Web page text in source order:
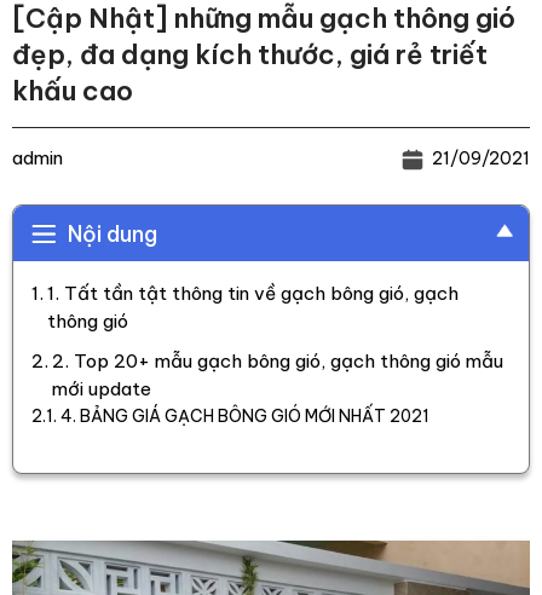
[Cập Nhật] những mẫu gạch thông gió
đẹp, đa dạng kích thước, giá rẻ triết
khấu cao
admin 21/09/2021
Nội dung
1. Tất tần tật thông tin về gạch bông gió, gạch
thông gió
2. Top 20+ mẫu gạch bông gió, gạch thông gió mẫu
mới update
4. BẢNG GIÁ GẠCH BÔNG GIÓ MỚI NHẤT 2021